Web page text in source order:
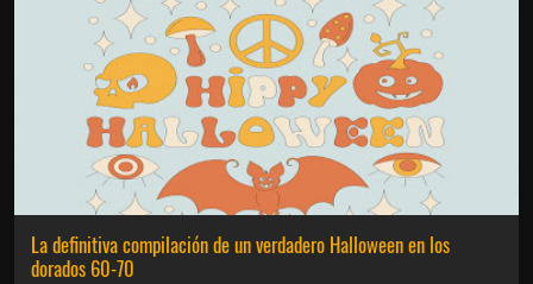
La definitiva compilación de un verdadero Halloween en los
dorados 60-70